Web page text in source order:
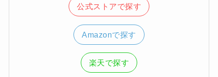
公式ストアで探す
Amazonで探す
楽天で探す